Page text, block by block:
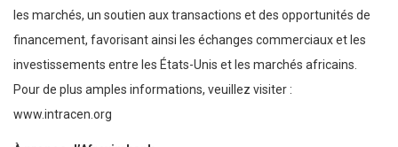
les marchés, un soutien aux transactions et des opportunités de
financement, favorisant ainsi les échanges commerciaux et les
investissements entre les États-Unis et les marchés africains.
Pour de plus amples informations, veuillez visiter :
www.intracen.org